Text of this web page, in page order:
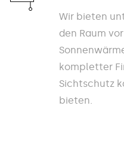
Wir bieten
den Raum
kompletter
Sichtschutz
bieten.